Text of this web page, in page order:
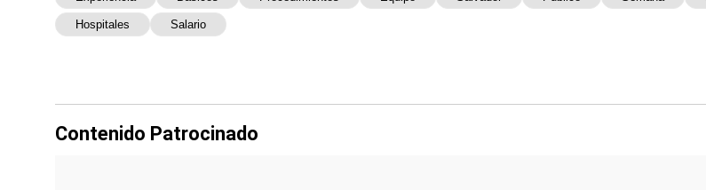
Hospitales Salario
Contenido Patrocinado